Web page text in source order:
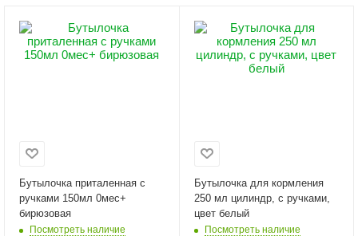
Бутылочка приталенная с
ручками 150мл 0мес+
бирюзовая
Посмотреть наличие
Бутылочка для кормления
250 мл цилиндр, с ручками,
цвет белый
Посмотреть наличие